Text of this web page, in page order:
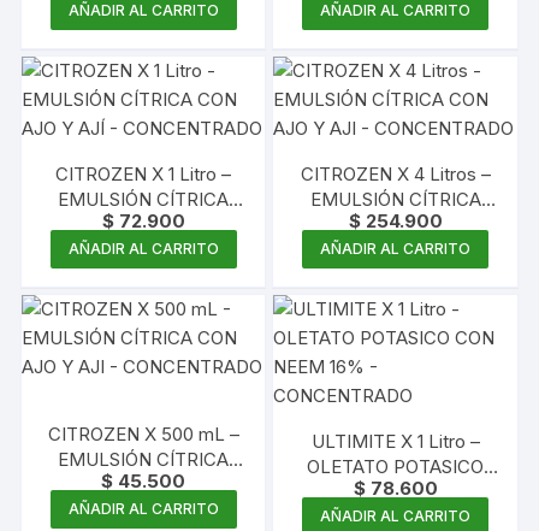
AÑADIR AL CARRITO AÑADIR AL CARRITO
CITROZEN X 1 Litro –
EMULSIÓN CÍTRICA
CON AJO Y AJÍ –
CONCENTRADO
$72.900
AÑADIR AL CARRITO
CITROZEN X 4 Litros –
EMULSIÓN CÍTRICA
CON AJO Y AJI –
CONCENTRADO
$254.900
AÑADIR AL CARRITO
CITROZEN X 500 mL –
EMULSIÓN CÍTRICA
CON AJO Y AJI –
CONCENTRADO
$ 45.500
AÑADIR AL CARRITO
ULTIMITE X 1 Litro –
OLETATO POTASICO
CON NEEM 16% –
CONCENTRADO
$78.600
AÑADIR AL CARRITO